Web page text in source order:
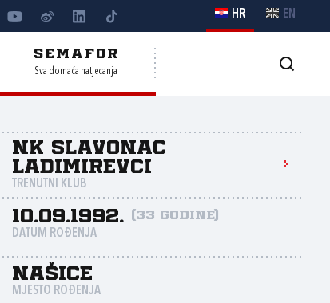
HR EN
SEMAFOR
Sva domaća natjecanja
NK Slavonac
Ladimirevci
TRENUTNI KLUB
10.09.1992. (33 godine)
DATUM ROĐENJA
Našice
MJESTO ROĐENJA